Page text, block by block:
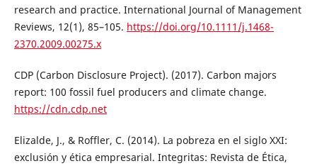
research and practice. International Journal of Management
Reviews, 12(1), 85–105. https://doi.org/10.1111/j.1468-
2370.2009.00275.x
CDP (Carbon Disclosure Project). (2017). Carbon majors
report: 100 fossil fuel producers and climate change.
https://cdn.cdp.net
Elizalde, J., & Roffler, C. (2014). La pobreza en el siglo XXI:
exclusión y ética empresarial. Integritas: Revista de Ética,